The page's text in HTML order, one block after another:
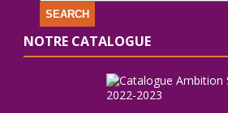
SEARCH
NOTRE CATALOGUE